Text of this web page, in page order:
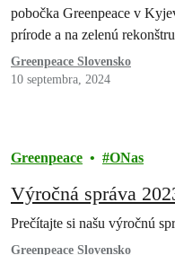
pobočka Greenpeace v
prírode a na zelenú
Greenpeace Slovensko
10 septembra, 2024
Greenpeace ONas
Výročná správa
Prečítajte si našu výročnú
Greenpeace Slovensko